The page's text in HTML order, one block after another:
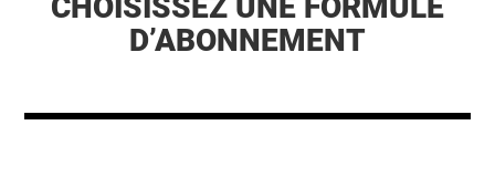
D’ABONNEMENT